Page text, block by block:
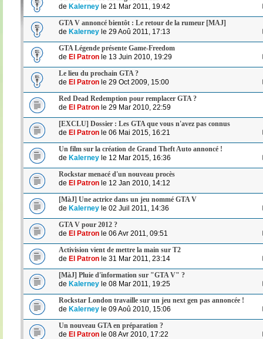
de Kalerneyle 21 Mar 2011, 19:42
GTA V annoncé bientôt : Le retour de la rumeur [MAJ]
de Kalerneyle 29 Aoû 2011, 17:13
GTA Légende présente Game-Freedom
de El Patronle 13 Juin 2010, 19:29
Le lieu du prochain GTA ?
de El Patronle 29 Oct 2009, 15:00
Red Dead Redemption pour remplacer GTA ?
de El Patronle 29 Mar 2010, 22:59
[EXCLU] Dossier : Les GTA que vous n'avez pas connus
de El Patronle 06 Mai 2015, 16:21
Un film sur la création de Grand Theft Auto annoncé !
de Kalerneyle 12 Mar 2015, 16:36
Rockstar menacé d'un nouveau procès
de El Patronle 12 Jan 2010, 14:12
[MàJ] Une actrice dans un jeu nommé GTA V
de Kalerneyle 02 Juil 2011, 14:36
GTA V pour 2012 ?
de El Patronle 06 Avr 2011, 09:51
Activision vient de mettre la main sur T2
de El Patronle 31 Mar 2011, 23:14
[MàJ] Pluie d'information sur "GTA V" ?
de Kalerneyle 08 Mar 2011, 19:25
Rockstar London travaille sur un jeu next gen pas annoncée !
de Kalerneyle 09 Aoû 2010, 15:06
Un nouveau GTA en préparation ?
de El Patronle 08 Avr 2010, 17:22